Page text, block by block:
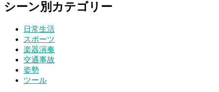
シーン別カテゴリー
日常生活
スポーツ
楽器演奏
交通事故
姿勢
ツール